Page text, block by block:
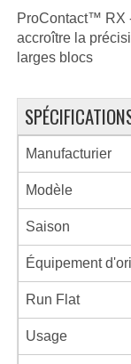
ProContact™ RX
accroître la
larges blocs
Manufacturier
Modèle
Saison
Équipement
Run Flat
Usage